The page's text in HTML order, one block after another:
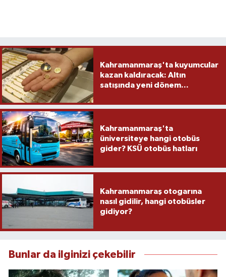
Kahramanmaraş'ta kuyumcular
kazan kaldıracak: Altın
satışında yeni dönem...
Kahramanmaraş'ta
üniversiteye hangi otobüs
gider? KSÜ otobüs hatları
Kahramanmaraş otogarına
nasıl gidilir, hangi otobüsler
gidiyor?
Bunlar da ilginizi çekebilir